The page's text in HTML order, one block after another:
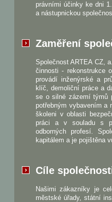
právními účinky ke dni
a nástupnickou
Zaměření
Společnost ARTEA CZ,
činnosti - rekonstrukce
provádí inženýrské a
klíč, demoliční práce a
se o silné zázemí týmů
potřebným vybavením a
školeni v oblasti
práci a v souladu s
odborných profesí.
kapitálem a je pojištěna
Cíle
Našimi zákazníky je
městské úřady, státní